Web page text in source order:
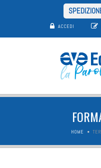
ACCEDI
HOME